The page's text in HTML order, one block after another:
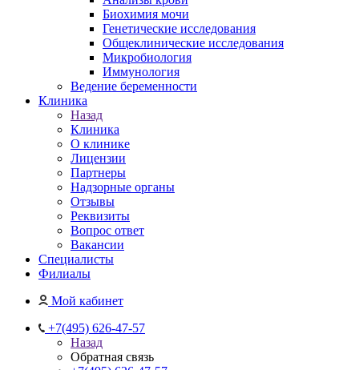
Биохимия мочи
Генетические исследования
Общеклинические исследования
Микробиология
Иммунология
Ведение беременности
Клиника
Назад
Клиника
О клинике
Лицензии
Партнеры
Надзорные органы
Отзывы
Реквизиты
Вопрос ответ
Вакансии
Специалисты
Филиалы
Мой кабинет
+7(495) 626-47-57
Назад
Обратная связь